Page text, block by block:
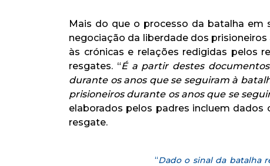
Mais do que o processo da batalha em
negociação da liberdade dos
às crónicas e relações redigidas pelos
resgates. “É a partir destes
durante os anos que se seguiram à
prisioneiros durante os anos que se
elaborados pelos padres incluem
resgate.
“Dado o sinal da batalha